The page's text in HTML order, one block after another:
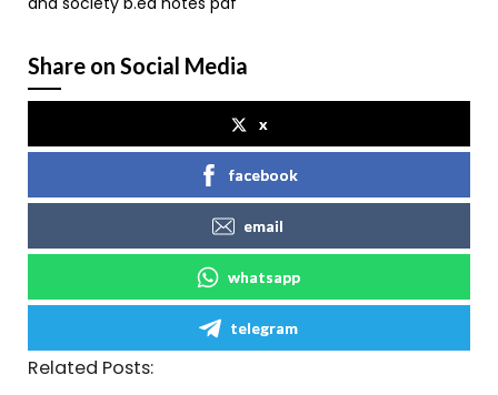
Share on Social Media
x
facebook
email
whatsapp
telegram
Related Posts: